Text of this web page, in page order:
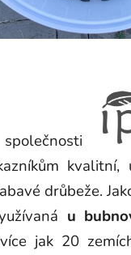
společnosti
kvalitní,
drůbeže.
u
jak 20